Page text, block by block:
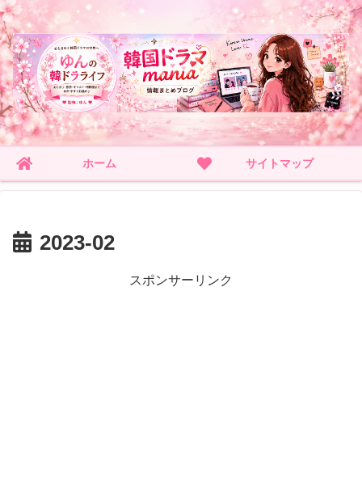
ホーム サイトマップ
2023-02
スポンサーリンク